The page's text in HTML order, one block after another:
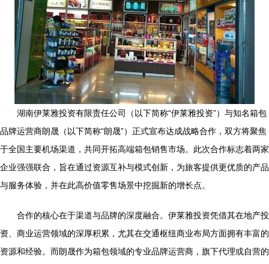
湖南伊莱雅投资有限责任公司（以下简称“伊莱雅投资”）与知名箱包
品牌运营商朗晟（以下简称“朗晟”）正式宣布达成战略合作，双方将聚焦
于全国主要机场渠道，共同开拓高端箱包销售市场。此次合作标志着两家
企业强强联合，旨在通过资源互补与模式创新，为旅客提供更优质的产品
与服务体验，并在此高价值零售场景中挖掘新的增长点。
合作的核心在于渠道与品牌的深度融合。伊莱雅投资凭借其在地产投
资、商业运营领域的深厚积累，尤其在交通枢纽商业布局方面拥有丰富的
资源和经验。而朗晟作为箱包领域的专业品牌运营商，旗下代理或自营的